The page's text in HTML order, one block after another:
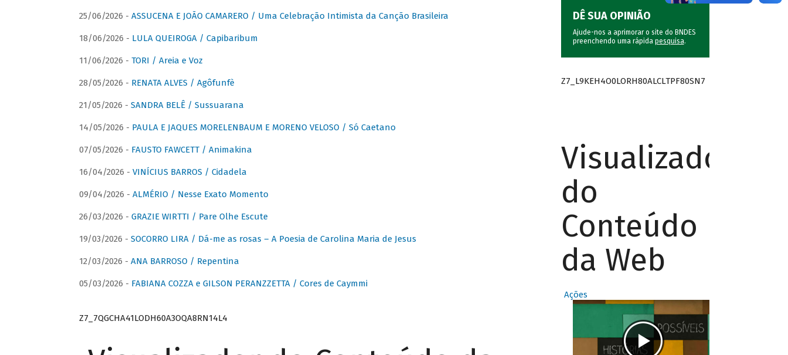
25/06/2026 - ASSUCENA E JOÃO CAMARERO / Uma Celebração Intimista da Canção Brasileira
18/06/2026 - LULA QUEIROGA / Capibaribum
11/06/2026 - TORI / Areia e Voz
28/05/2026 - RENATA ALVES / Agôfunfè
21/05/2026 - SANDRA BELÊ / Sussuarana
14/05/2026 - PAULA E JAQUES MORELENBAUM E MORENO VELOSO / Só Caetano
07/05/2026 - FAUSTO FAWCETT / Animakina
16/04/2026 - VINÍCIUS BARROS / Cidadela
09/04/2026 - ALMÉRIO / Nesse Exato Momento
26/03/2026 - GRAZIE WIRTTI / Pare Olhe Escute
19/03/2026 - SOCORRO LIRA / Dá-me as rosas – A Poesia de Carolina Maria de Jesus
12/03/2026 - ANA BARROSO / Repentina
05/03/2026 - FABIANA COZZA e GILSON PERANZZETTA / Cores de Caymmi
Z7_7QGCHA41LODH60A3OQA8RN14L4
DÊ SUA OPINIÃO
Ajude-nos a aprimorar o site do BNDES
preenchendo uma rápida pesquisa.
Z7_L9KEH4O0LORH80ALCLTPF80SN7
Visualizador
do
Conteúdo
da Web
Ações